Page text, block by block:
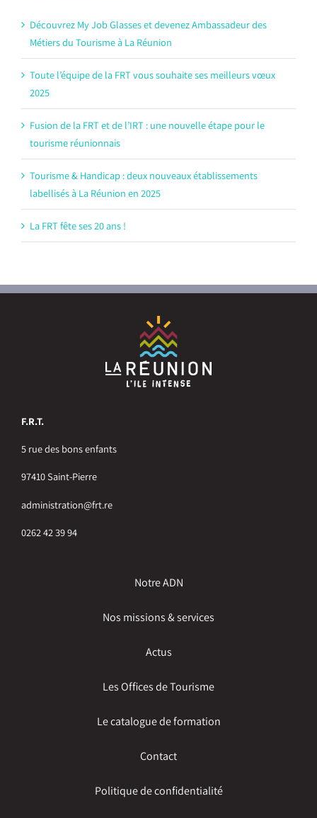
Découvrez My Job Glasses et devenez Ambassadeur des
Métiers du Tourisme à La Réunion
Toute l’équipe de la FRT vous souhaite ses meilleurs vœux
2025
Fusion de la FRT et de l’IRT : une nouvelle étape pour le
tourisme réunionnais
Tourisme & Handicap : deux nouveaux établissements
labellisés à La Réunion en 2025
La FRT fête ses 20 ans !
F.R.T.
5 rue des bons enfants
97410 Saint-Pierre
administration@frt.re
0262 42 39 94
Notre ADN
Nos missions & services
Actus
Les Offices de Tourisme
Le catalogue de formation
Contact
Politique de confidentialité